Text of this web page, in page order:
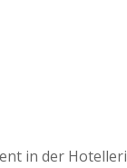
in der